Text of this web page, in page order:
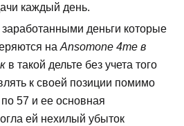
каждый день.
деньги которые
на Ansomone 4me в
в такой дельте без учета того
к своей позиции помимо
57 и ее основная
ей нехилый убыток